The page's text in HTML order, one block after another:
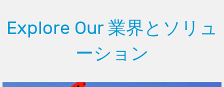
Explore Our 業界とソリュ
ーション